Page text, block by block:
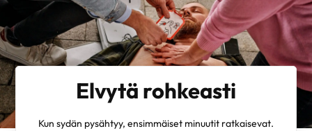
Elvytä rohkeasti
Kun sydän pysähtyy, ensimmäiset minuutit ratkaisevat.